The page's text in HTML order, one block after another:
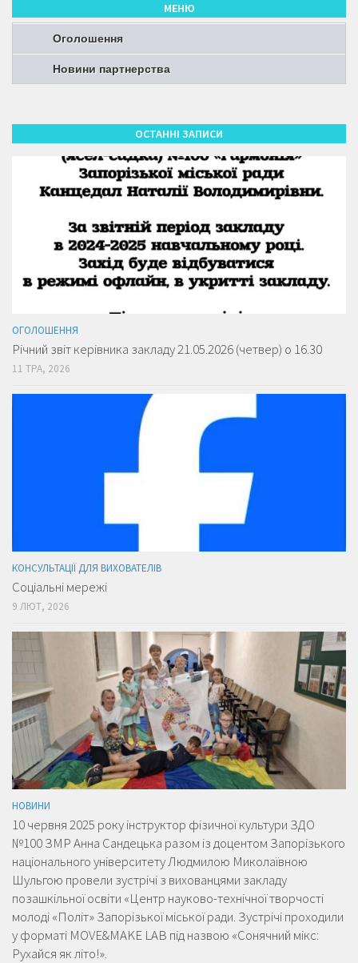
МЕНЮ
Оголошення
Новини партнерства
ОСТАННІ ЗАПИСИ
ОГОЛОШЕННЯ
Річний звіт керівника закладу 21.05.2026 (четвер) о 16.30
11 ТРА, 2026
КОНСУЛЬТАЦІЇ ДЛЯ ВИХОВАТЕЛІВ
Соціальні мережі
9 ЛЮТ, 2026
НОВИНИ
10 червня 2025 року інструктор фізичної культури ЗДО
№100 ЗМР Анна Сандецька разом із доцентом Запорізького
національного університету Людмилою Миколаївною
Шульгою провели зустрічі з вихованцями закладу
позашкільної освіти «Центр науково-технічної творчості
молоді «Політ» Запорізької міської ради. Зустрічі проходили
у форматі MOVE&MAKE LAB під назвою «Сонячний мікс:
Рухайся як літо!».